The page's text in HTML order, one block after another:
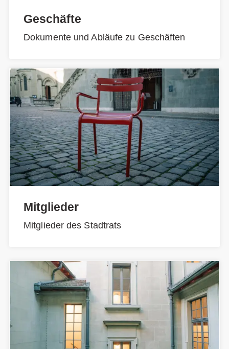
Geschäfte
Dokumente und Abläufe zu Geschäften
Mitglieder
Mitglieder des Stadtrats